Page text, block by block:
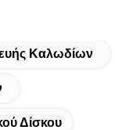
Καλωδίων
Δίσκου